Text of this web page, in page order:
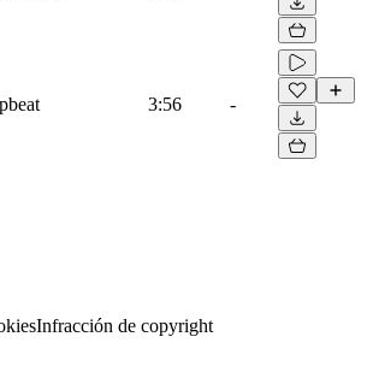
3:56 -
Infracción de copyright